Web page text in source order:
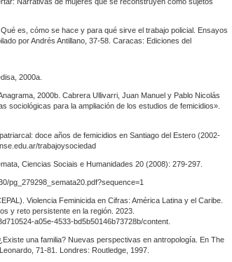
es, cómo se hace y para qué sirve el trabajo policial. Ensayos
por Andrés Antillano, 37-58. Caracas: Ediciones del
2000a.
2000b. Cabrera Ullivarri, Juan Manuel y Pablo Nicolás
sociológicas para la ampliación de los estudios de femicidios».
doce años de femicidios en Santiago del Estero (2002‐
trabajoysociedad
Ciencias Sociais e Humanidades 20 (2008): 279-297.
pg_279298_semata20.pdf?sequence=1
Violencia Feminicida en Cifras: América Latina y el Caribe.
y reto persistente en la región. 2023.
a05e-4533-bd5b50146b73728b/content.
una familia? Nuevas perspectivas en antropología. En The
71-81. Londres: Routledge, 1997.